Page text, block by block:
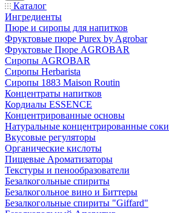
Каталог
Ингредиенты
Пюре и сиропы для напитков
Фруктовые пюре Purex by Agrobar
Фруктовые Пюре AGROBAR
Сиропы AGROBAR
Сиропы Herbarista
Сиропы 1883 Maison Routin
Концентраты напитков
Кордиалы ESSENCE
Концентрированные основы
Натуральные концентрированные соки
Вкусовые регуляторы
Органические кислоты
Пищевые Ароматизаторы
Текстуры и пенообразователи
Безалкогольные спириты
Безалкогольное вино и Биттеры
Безалкогольные спириты "Giffard"